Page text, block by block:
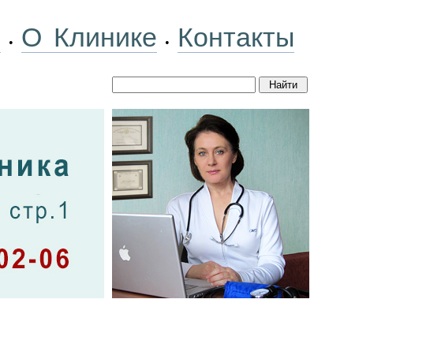
• О Клинике • Контакты